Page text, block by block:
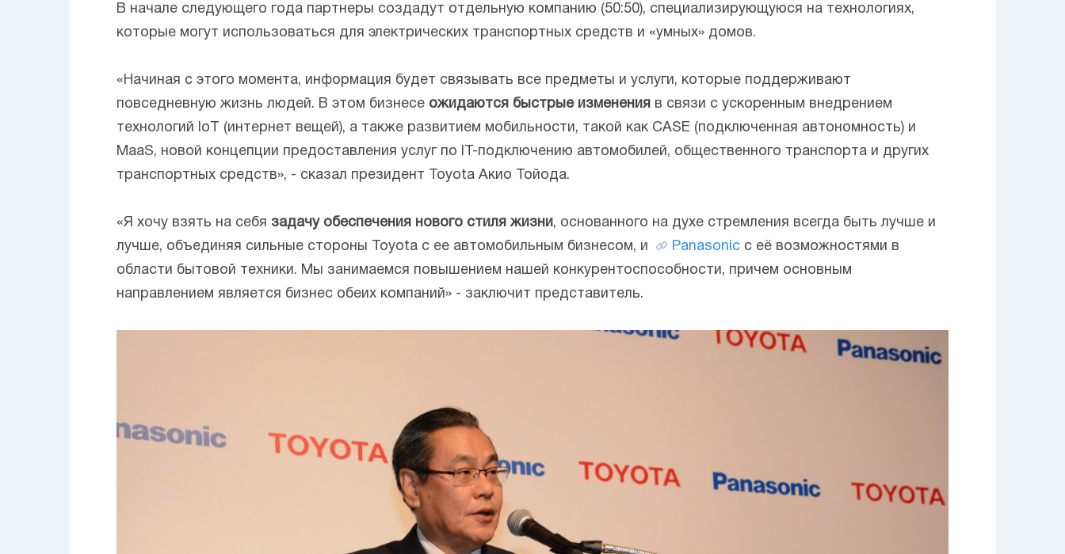
В начале следующего года партнеры создадут отдельную компанию (50:50), специализирующуюся на технологиях,
которые могут использоваться для электрических транспортных средств и «умных» домов.
«Начиная с этого момента, информация будет связывать все предметы и услуги, которые поддерживают
повседневную жизнь людей. В этом бизнесе ожидаются быстрые изменения в связи с ускоренным внедрением
технологий IoT (интернет вещей), а также развитием мобильности, такой как CASE (подключенная автономность) и
MaaS, новой концепции предоставления услуг по IT-подключению автомобилей, общественного транспорта и других
транспортных средств», - сказал президент Toyota Акио Тойода.
«Я хочу взять на себя задачу обеспечения нового стиля жизни, основанного на духе стремления всегда быть лучше и
лучше, объединяя сильные стороны Toyota с ее автомобильным бизнесом, и
Panasonic с её возможностями в
области бытовой техники. Мы занимаемся повышением нашей конкурентоспособности, причем основным
направлением является бизнес обеих компаний» - заключит представитель.